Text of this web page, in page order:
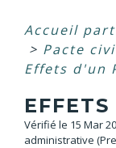
Accueil
> Pacte
Effets d'un
Vérifié le 15 Mar
administrative